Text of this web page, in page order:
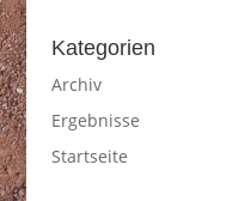
Kategorien
Archiv
Ergebnisse
Startseite